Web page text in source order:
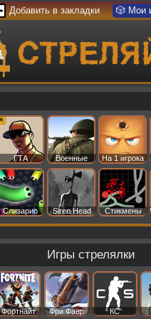
Добавить в закладки 🎲 Мои
ГТА Военные На 1 игрока
Слизарио Siren Head Стикмены
Игры стрелялки
Фортнайт Фри Фаер КС